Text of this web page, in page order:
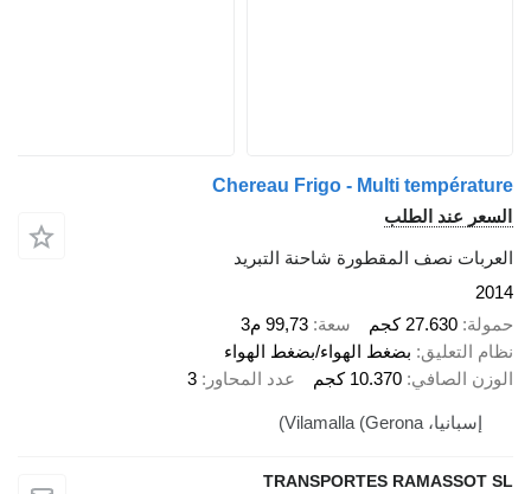
Chereau Frigo - Multi
عند الطلب
نصف المقطورة شاحنة التبريد
27.630 كجم سعة 99,73 م3
التعليق بضغط الهواء/بضغط الهواء
الصافي 10.370 كجم عدد المحاور 3
إسبانيا، Vilamalla (Gerona)
TRANSPORTES RAMASSOT